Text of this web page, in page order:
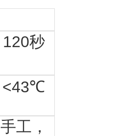
120秒
<43℃
手工，